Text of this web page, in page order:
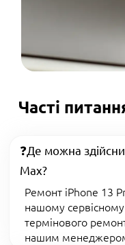
Часті
❓Де можна
Max?
Ремонт iPhone 13
нашому
термінового
нашим